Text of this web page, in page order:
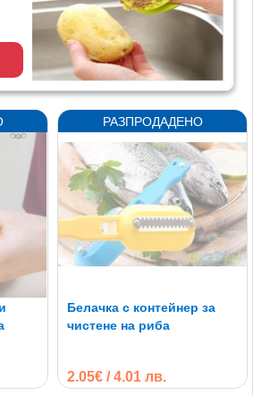
Белачка с контейнер за
чистене на риба
2.05€ / 4.01 лв.